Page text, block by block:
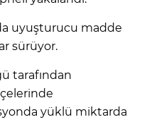
uyuşturucu madde
sürüyor.
tarafından
yüklü miktarda